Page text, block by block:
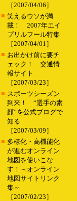
［2007/04/06］
■ 笑えるウソが満
載！ 2007年エイ
プリルフール特集
［2007/04/01］
■ お出かけ前に要チ
ェック！ 交通情
報サイト
［2007/03/23］
■ スポーツシーズン
到来！ “選手の素
顔”を公式ブログで
知る
［2007/03/09］
■ 多様化・高機能化
が進むオンライン
地図を使いこな
す！～オンライン
地図サイトリンク
集～
［2007/02/23］